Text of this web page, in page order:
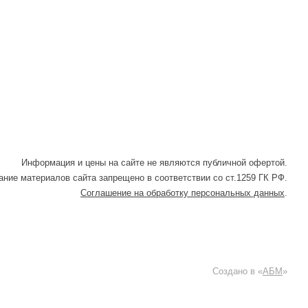
Информация и цены на сайте не являются публичной офертой.
материалов сайта запрещено в соответствии со ст.1259 ГК РФ.
Соглашение на обработку персональных данных.
Создано в «АБМ »